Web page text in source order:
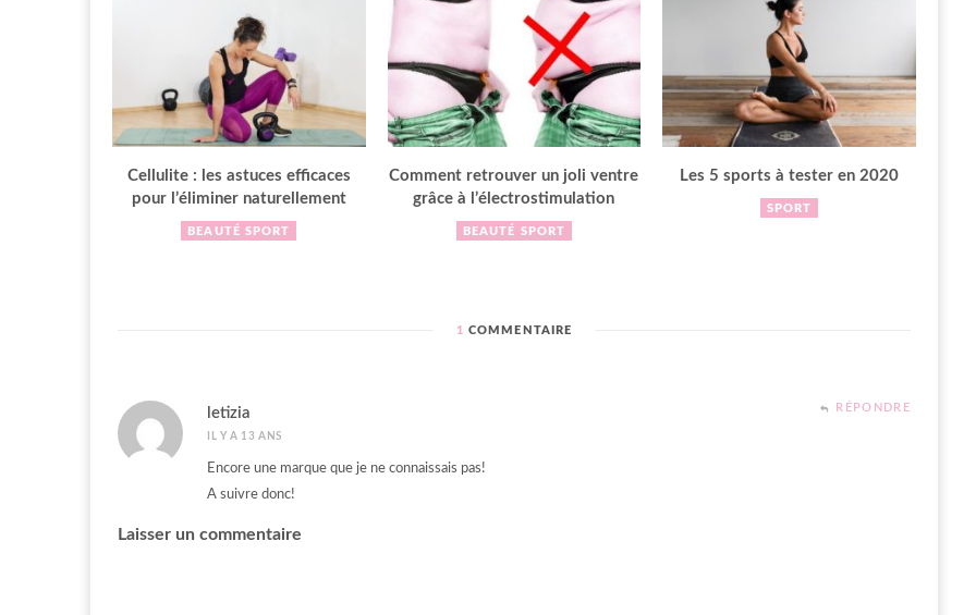
Cellulite : les astuces efficaces
pour l’éliminer naturellement
BEAUTÉ SPORT
Comment retrouver un joli ventre
grâce à l’électrostimulation
BEAUTÉ SPORT
Les 5 sports à tester en 2020
SPORT
1 COMMENTAIRE
letizia
IL Y A 13 ANS
RÉPONDRE
Encore une marque que je ne connaissais pas!
A suivre donc!
Laisser un commentaire